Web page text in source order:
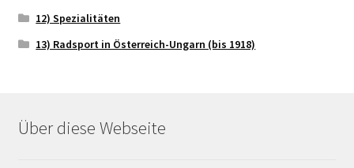
12) Spezialitäten
13) Radsport in Österreich-Ungarn (bis 1918)
Über diese Webseite